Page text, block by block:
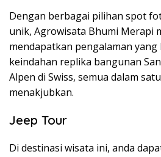
Dengan berbagai pilihan spot
unik, Agrowisata Bhumi Merapi
mendapatkan pengalaman
keindahan replika bangunan
Alpen di Swiss, semua dalam
menakjubkan.
Jeep Tour
Di destinasi wisata ini, anda